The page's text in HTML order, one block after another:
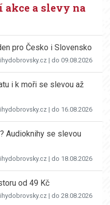
a slevy na
pro Česko i Slovensko
| do 09.08.2026
i k moři se slevou až
| do 16.08.2026
Audioknihy se slevou
| do 18.08.2026
od 49 Kč
| do 28.08.2026